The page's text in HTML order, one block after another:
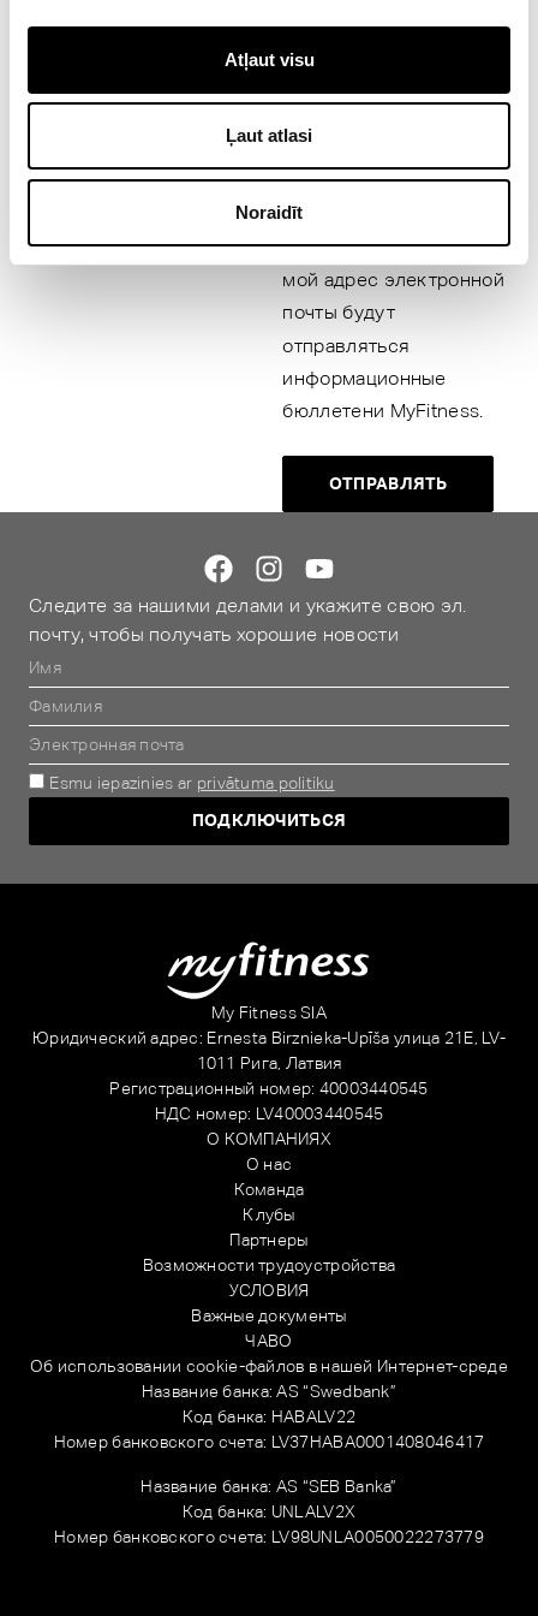
Atļaut visu
Ļaut atlasi
Noraidīt
Я согласен, что на
мой адрес электронной
почты будут
отправляться
информационные
бюллетени MyFitness.
ОТПРАВЛЯТЬ
Следите за нашими делами и укажите свою эл.
почту, чтобы получать хорошие новости
Esmu iepazinies ar privātuma politiku
ПОДКЛЮЧИТЬСЯ
My Fitness SIA
Юридический адрес: Ernesta Birznieka-Upīša улица 21E, LV-
1011 Рига, Латвия
Регистрационный номер: 40003440545
НДС номер: LV40003440545
О КОМПАНИЯХ
О нас
Команда
Клубы
Партнеры
Возможности трудоустройства
УСЛОВИЯ
Важные документы
ЧАВО
Об использовании cookie-файлов в нашей Интернет-среде
Название банка: AS “Swedbank”
Код банка: HABALV22
Номер банковского счета: LV37HABA0001408046417
Название банка: AS “SEB Banka”
Код банка: UNLALV2X
Номер банковского счета: LV98UNLA0050022273779